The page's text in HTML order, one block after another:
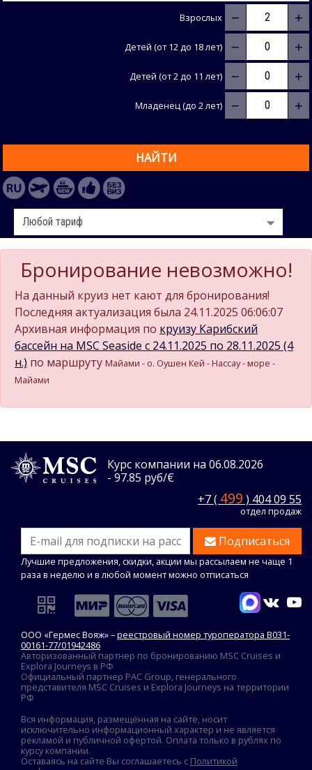
Взрослых − +
Детей (от 12 до 18 лет) − +
Детей (от 2 до 11 лет) − +
Младенец (до 2 лет) − +
НАЙТИ
Бронирование невозможно!
На данный круиз нет кают для бронирования!
Последняя актуализация была 24.11.2025 06:06:07
Архивная информация по круизу Карибский
бассейн на MSC Seaside c 24.11.2025 по 28.11.2025 (4
н.) по маршруту Майами - о. Оушен Кей - Нассау - море -
Майами
Курс компании на 06.08.2026
- 97.85 руб/€
+7 ( 499 ) 404 09 55
отдел продаж
Подписаться
Лучшие предложения, скидки, акции мы рассылаем не чаще 1
раза в неделю и в любой момент можно отписаться
ООО «Гермес Вояж» –реестровый номер туроператора В031-
00161-77/01942486
Авторизованный партнер по бронированию MSC Cruises и
Explora Journeys в РФ
Официальный партнер PAC Group, генерального
представителя MSC Cruises и Explora Journeys на территории
РФ
Вся информация, размещённая на сайте, носит
исключительно информационный характер и не является
рекламой и публичной офертой. Оплата только в рублях по
курсу компании.
Оставаясь на сайте Вы соглашаетесь с Политикой